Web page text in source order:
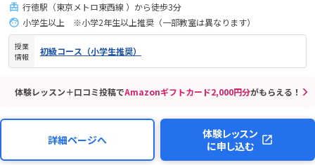
行徳駅（東京メトロ東西線 ）から徒歩3分
小学生以上 ※小学2年生以上推奨（一部教室は異なります）
授業
情報
初級コース（小学生推奨）
体験レッスン＋口コミ投稿でAmazonギフトカード2,000円分がもらえる！
詳細ページへ
体験レッスン
に申し込む